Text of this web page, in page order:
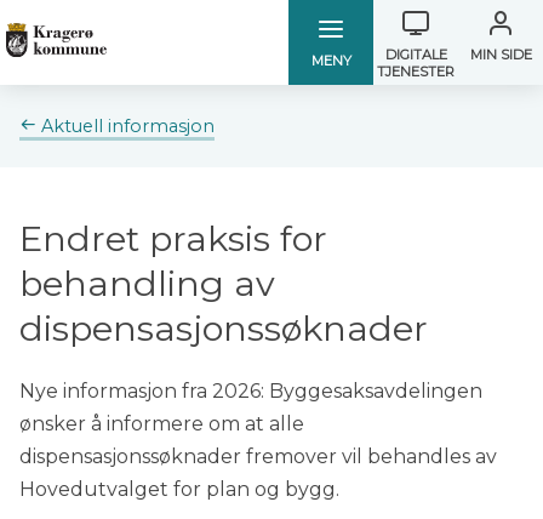
Kragerø
kommune
Kragerø
kommune
DIGITALE
TJENESTER
MIN SIDE
MENY
Du
er
Aktuell informasjon
Endret praksis for
behandling av
dispensasjonssøknader
Nye informasjon fra 2026: Byggesaksavdelingen
ønsker å informere om at alle
dispensasjonssøknader fremover vil behandles av
Hovedutvalget for plan og bygg.